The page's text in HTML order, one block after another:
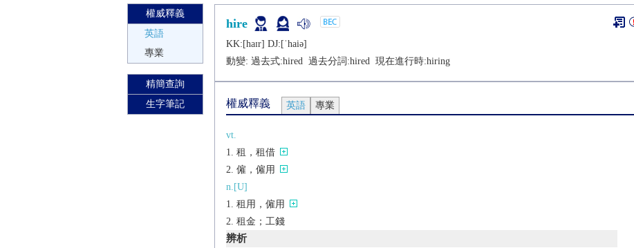
權威釋義
英語
專業
精簡查詢
生字筆記
hire
KK:[haɪr] DJ:[ˈhaiǝ]
動變: 過去式:hired 過去分詞:hired 現在進行時:hiring
權威釋義 英語 專業
vt.
租，租借
僱，僱用
n.[U]
租用，僱用
租金；工錢
辨析